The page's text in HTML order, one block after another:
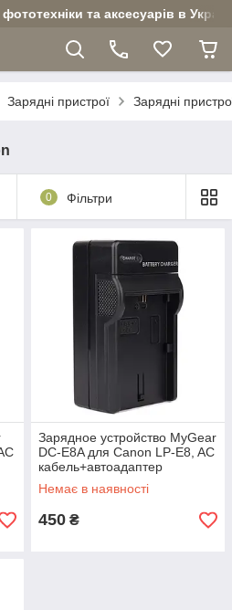
та аксесуарів в
Зарядні пристрої Зарядні
0 Фільтри
Зарядное устройство MyGear
DC-E8A для Canon LP-E8, AC
кабель+автоадаптер
Немає в наявності
450 ₴